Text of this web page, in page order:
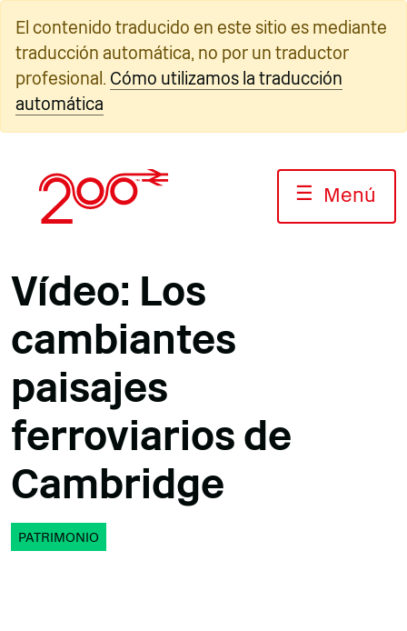
contenido
El contenido traducido en este sitio es mediante
traducción automática, no por un traductor
profesional. Cómo utilizamos la traducción
automática
☰ Menú
Vídeo: Los
cambiantes
paisajes
ferroviarios de
Cambridge
PATRIMONIO